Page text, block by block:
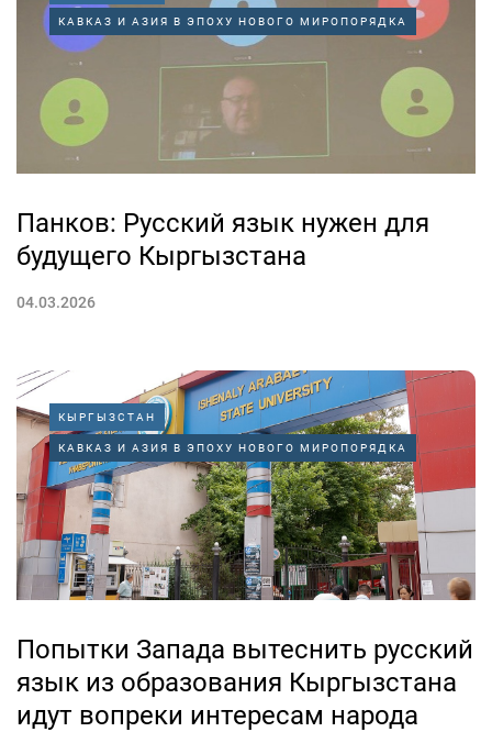
КАВКАЗ И АЗИЯ В ЭПОХУ НОВОГО МИРОПОРЯДКА
Панков: Русский язык нужен для
будущего Кыргызстана
04.03.2026
КЫРГЫЗСТАН
КАВКАЗ И АЗИЯ В ЭПОХУ НОВОГО МИРОПОРЯДКА
Попытки Запада вытеснить русский
язык из образования Кыргызстана
идут вопреки интересам народа